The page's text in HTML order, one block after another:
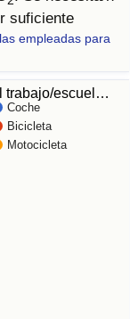
suficiente
empleadas para
trabajo/escuel…
Coche
Bicicleta
Motocicleta